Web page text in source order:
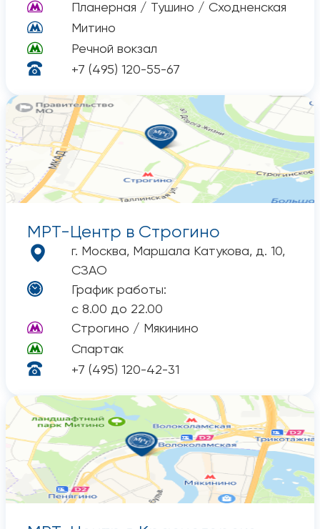
Планерная / Тушино / Сходненская
Митино
Речной вокзал
+7 (495) 120-55-67
МРТ-Центр в Строгино
г. Москва, Маршала Катукова, д. 10,
СЗАО
График работы:
с 8.00 до 22.00
Строгино / Мякинино
Спартак
+7 (495) 120-42-31